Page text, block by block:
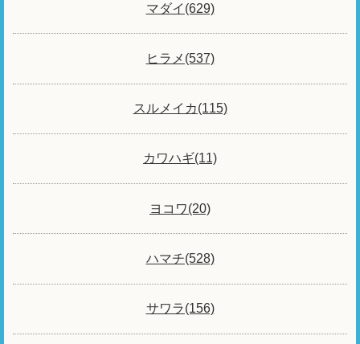
マダイ(629)
ヒラメ(537)
スルメイカ(115)
カワハギ(11)
ヨコワ(20)
ハマチ(528)
サワラ(156)